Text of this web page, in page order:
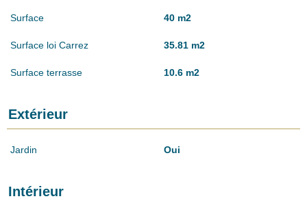
Surface 40 m2
Surface loi Carrez 35.81 m2
Surface terrasse 10.6 m2
Extérieur
Jardin Oui
Intérieur